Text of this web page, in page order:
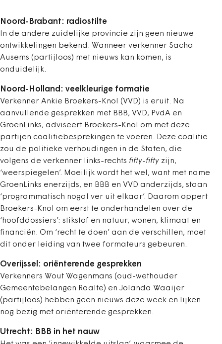
Noord-Brabant: radiostilte
In de andere zuidelijke provincie zijn geen nieuwe
ontwikkelingen bekend. Wanneer verkenner Sacha
Ausems (partijloos) met nieuws kan komen, is
onduidelijk.
Noord-Holland: veelkleurige formatie
Verkenner Ankie Broekers-Knol (VVD) is eruit. Na
aanvullende gesprekken met BBB, VVD, PvdA en
GroenLinks, adviseert Broekers-Knol om met deze
partijen coalitiebesprekingen te voeren. Deze coalitie
zou de politieke verhoudingen in de Staten, die
volgens de verkenner links-rechts fifty-fifty zijn,
‘weerspiegelen’. Moeilijk wordt het wel, want met name
GroenLinks enerzijds, en BBB en VVD anderzijds, staan
‘programmatisch nogal ver uit elkaar’. Daarom oppert
Broekers-Knol om eerst te onderhandelen over de
‘hoofddossiers’: stikstof en natuur, wonen, klimaat en
financiën. Om ‘recht te doen’ aan de verschillen, moet
dit onder leiding van twee formateurs gebeuren.
Overijssel: oriënterende gesprekken
Verkenners Wout Wagenmans (oud-wethouder
Gemeentebelangen Raalte) en Jolanda Waaijer
(partijloos) hebben geen nieuws deze week en lijken
nog bezig met oriënterende gesprekken.
Utrecht: BBB in het nauw